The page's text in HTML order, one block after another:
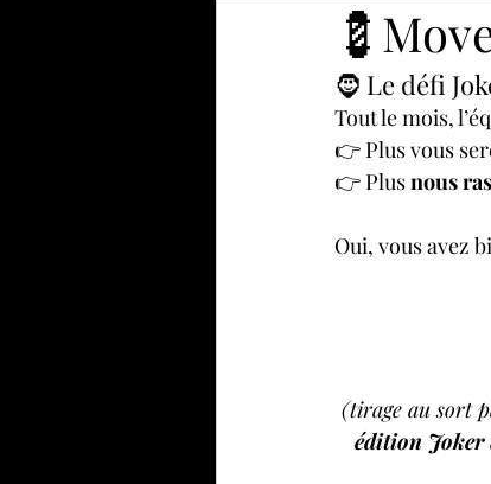
🧔 Le défi
Tout le mois,
👉 Plus vous
👉 Plus nous
Oui, vous avez
(tirage au sort
édition Joker